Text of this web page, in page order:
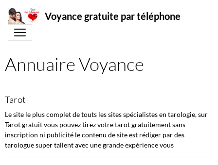
Voyance gratuite par téléphone
Annuaire Voyance
Tarot
Le site le plus complet de touts les sites spécialistes en tarologie, sur
Tarot gratuit vous pouvez tirez votre tarot gratuitement sans
inscription ni publicité le contenu de site est rédiger par des
tarologue super tallent avec une grande expérience vous